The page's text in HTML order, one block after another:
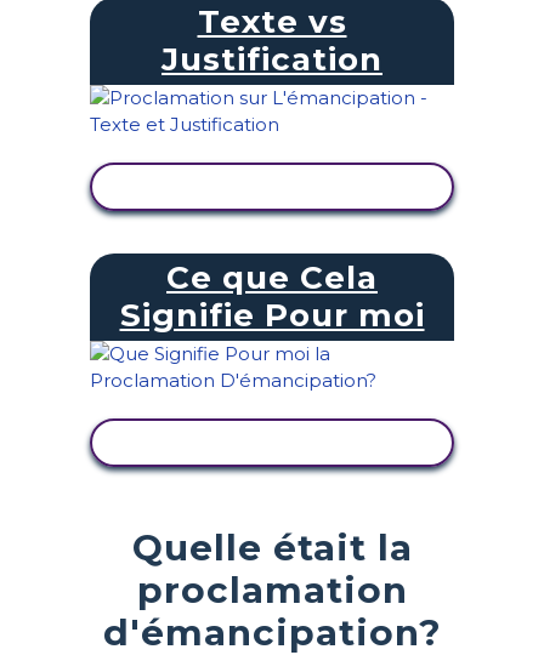
Texte vs
Justification
Ce que Cela
Signifie Pour moi
Quelle était la
proclamation
d'émancipation?